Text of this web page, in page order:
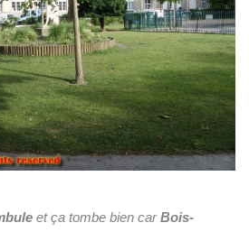
et ça tombe bien carBois-